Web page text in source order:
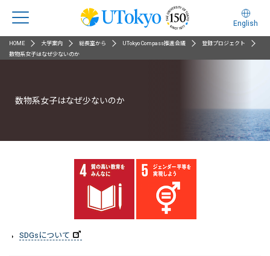
English
HOME 大学案内 総長室から UTokyo Compass推進会議
登録プロジェクト
数物系女子はなぜ少ないのか
数物系女子はなぜ少ないのか
SDGsについて